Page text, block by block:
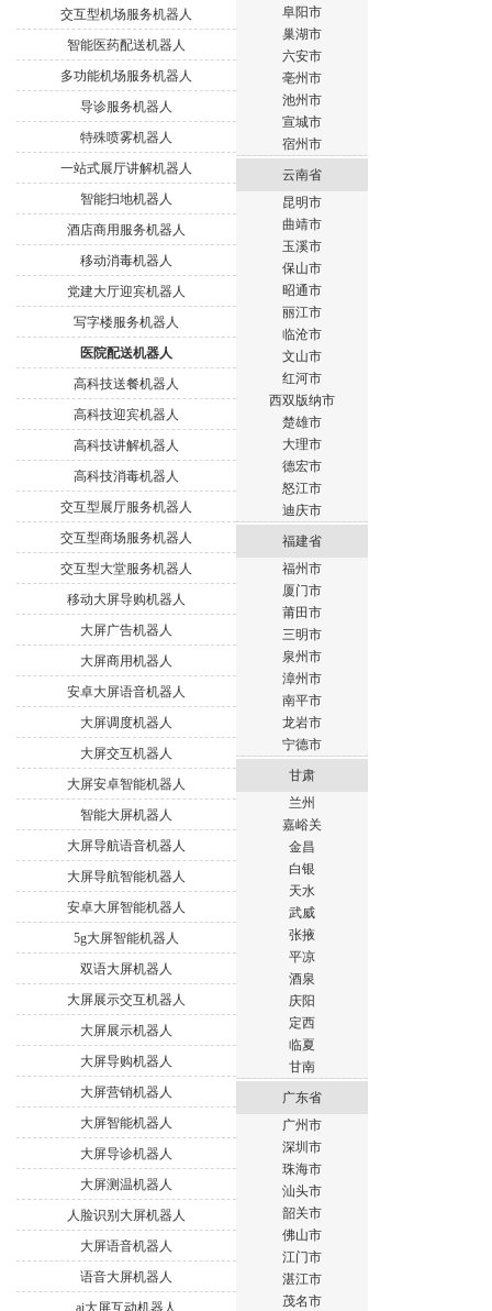
交互型机场服务机器人
智能医药配送机器人
多功能机场服务机器人
导诊服务机器人
特殊喷雾机器人
一站式展厅讲解机器人
智能扫地机器人
酒店商用服务机器人
移动消毒机器人
党建大厅迎宾机器人
写字楼服务机器人
医院配送机器人
高科技送餐机器人
高科技迎宾机器人
高科技讲解机器人
高科技消毒机器人
交互型展厅服务机器人
交互型商场服务机器人
交互型大堂服务机器人
移动大屏导购机器人
大屏广告机器人
大屏商用机器人
安卓大屏语音机器人
大屏调度机器人
大屏交互机器人
大屏安卓智能机器人
智能大屏机器人
大屏导航语音机器人
大屏导航智能机器人
安卓大屏智能机器人
5g大屏智能机器人
双语大屏机器人
大屏展示交互机器人
大屏展示机器人
大屏导购机器人
大屏营销机器人
大屏智能机器人
大屏导诊机器人
大屏测温机器人
人脸识别大屏机器人
大屏语音机器人
语音大屏机器人
ai大屏互动机器人
阜阳市
巢湖市
六安市
亳州市
池州市
宣城市
宿州市
云南省
昆明市
曲靖市
玉溪市
保山市
昭通市
丽江市
临沧市
文山市
红河市
西双版纳市
楚雄市
大理市
德宏市
怒江市
迪庆市
福建省
福州市
厦门市
莆田市
三明市
泉州市
漳州市
南平市
龙岩市
宁德市
甘肃
兰州
嘉峪关
金昌
白银
天水
武威
张掖
平凉
酒泉
庆阳
定西
临夏
甘南
广东省
广州市
深圳市
珠海市
汕头市
韶关市
佛山市
江门市
湛江市
茂名市